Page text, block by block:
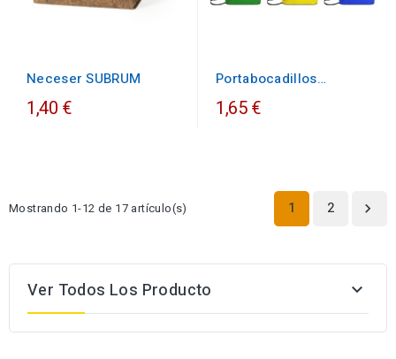
Neceser SUBRUM
1,40 €
Portabocadillos
Térmico Rufus
1,65 €
Mostrando 1-12 de 17 artículo(s) 1 2 
Ver Todos Los Producto 